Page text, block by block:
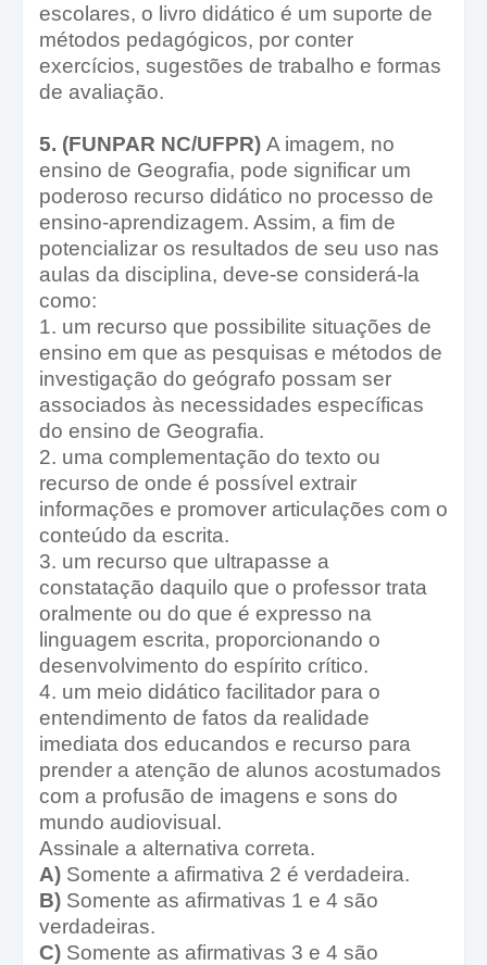
escolares, o livro didático é um suporte de
métodos pedagógicos, por conter
exercícios, sugestões de trabalho e formas
de avaliação.
5. (FUNPAR NC/UFPR) A imagem, no
ensino de Geografia, pode significar um
poderoso recurso didático no processo de
ensino-aprendizagem. Assim, a fim de
potencializar os resultados de seu uso nas
aulas da disciplina, deve-se considerá-la
como:
1. um recurso que possibilite situações de
ensino em que as pesquisas e métodos de
investigação do geógrafo possam ser
associados às necessidades específicas
do ensino de Geografia.
2. uma complementação do texto ou
recurso de onde é possível extrair
informações e promover articulações com o
conteúdo da escrita.
3. um recurso que ultrapasse a
constatação daquilo que o professor trata
oralmente ou do que é expresso na
linguagem escrita, proporcionando o
desenvolvimento do espírito crítico.
4. um meio didático facilitador para o
entendimento de fatos da realidade
imediata dos educandos e recurso para
prender a atenção de alunos acostumados
com a profusão de imagens e sons do
mundo audiovisual.
Assinale a alternativa correta.
A) Somente a afirmativa 2 é verdadeira.
B) Somente as afirmativas 1 e 4 são
verdadeiras.
C) Somente as afirmativas 3 e 4 são